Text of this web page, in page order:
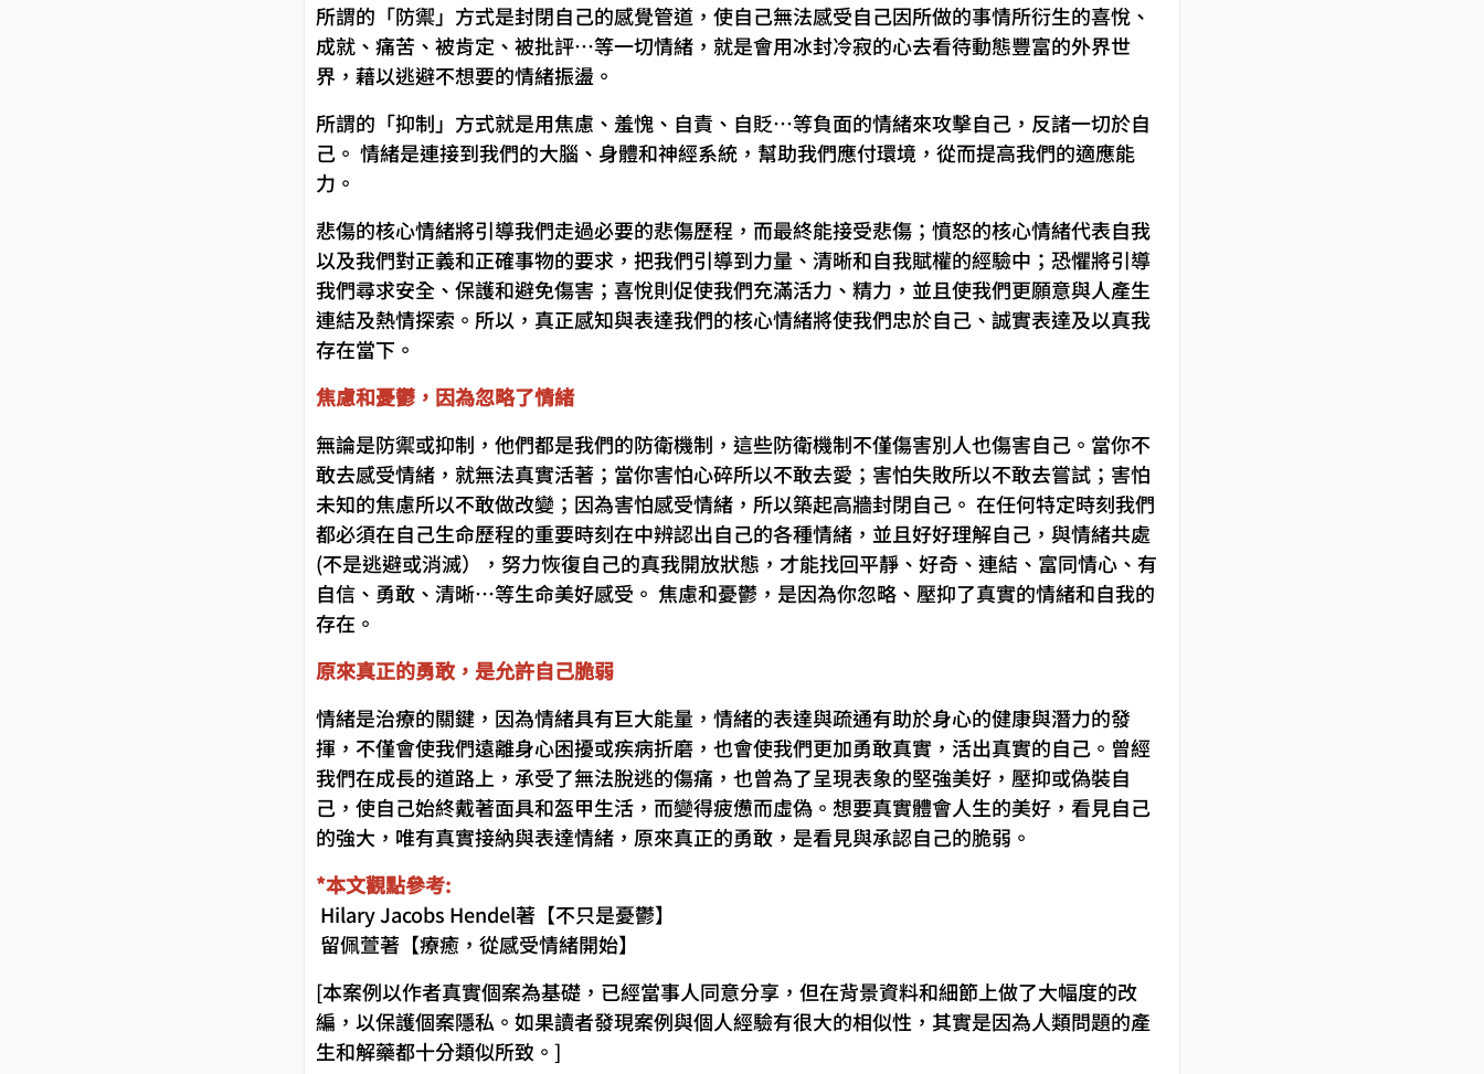
所謂的「防禦」方式是封閉自己的感覺管道，使自己無法感受自己因所做的事情所衍生的喜悅、
成就、痛苦、被肯定、被批評…等一切情緒，就是會用冰封冷寂的心去看待動態豐富的外界世
界，藉以逃避不想要的情緒振盪。
所謂的「抑制」方式就是用焦慮、羞愧、自責、自貶…等負面的情緒來攻擊自己，反諸一切於自
己。 情緒是連接到我們的大腦、身體和神經系統，幫助我們應付環境，從而提高我們的適應能
力。
悲傷的核心情緒將引導我們走過必要的悲傷歷程，而最終能接受悲傷；憤怒的核心情緒代表自我
以及我們對正義和正確事物的要求，把我們引導到力量、清晰和自我賦權的經驗中；恐懼將引導
我們尋求安全、保護和避免傷害；喜悅則促使我們充滿活力、精力，並且使我們更願意與人產生
連結及熱情探索。所以，真正感知與表達我們的核心情緒將使我們忠於自己、誠實表達及以真我
存在當下。
焦慮和憂鬱，因為忽略了情緒
無論是防禦或抑制，他們都是我們的防衛機制，這些防衛機制不僅傷害別人也傷害自己。當你不
敢去感受情緒，就無法真實活著；當你害怕心碎所以不敢去愛；害怕失敗所以不敢去嘗試；害怕
未知的焦慮所以不敢做改變；因為害怕感受情緒，所以築起高牆封閉自己。 在任何特定時刻我們
都必須在自己生命歷程的重要時刻在中辨認出自己的各種情緒，並且好好理解自己，與情緒共處
(不是逃避或消滅），努力恢復自己的真我開放狀態，才能找回平靜、好奇、連結、富同情心、有
自信、勇敢、清晰…等生命美好感受。 焦慮和憂鬱，是因為你忽略、壓抑了真實的情緒和自我的
存在。
原來真正的勇敢，是允許自己脆弱
情緒是治療的關鍵，因為情緒具有巨大能量，情緒的表達與疏通有助於身心的健康與潛力的發
揮，不僅會使我們遠離身心困擾或疾病折磨，也會使我們更加勇敢真實，活出真實的自己。曾經
我們在成長的道路上，承受了無法脫逃的傷痛，也曾為了呈現表象的堅強美好，壓抑或偽裝自
己，使自己始終戴著面具和盔甲生活，而變得疲憊而虛偽。想要真實體會人生的美好，看見自己
的強大，唯有真實接納與表達情緒，原來真正的勇敢，是看見與承認自己的脆弱。
*本文觀點參考:
Hilary Jacobs Hendel著【不只是憂鬱】
留佩萱著【療癒，從感受情緒開始】
[本案例以作者真實個案為基礎，已經當事人同意分享，但在背景資料和細節上做了大幅度的改
編，以保護個案隱私。如果讀者發現案例與個人經驗有很大的相似性，其實是因為人類問題的產
生和解藥都十分類似所致。]